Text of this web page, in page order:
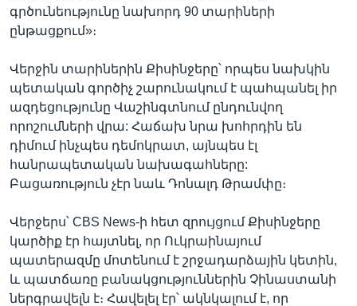
գրծունեությունը նախորդ 90 տարիների
ընթացքում»։
Վերջին տարիներին Քիսինջերը՝ որպես նախկին
պետական գործիչ շարունակում է պահպանել իր
ազդեցությունը Վաշինգտնում ընդունվող
որոշումների վրա: Հաճախ նրա խոհրդին են
դիմում ինչպես դեմոկրատ, այնպես էլ
հանրապետական նախագահները:
Բացառություն չէր նաև Դոնալդ Թրամփը։
Վերջերս՝ CBS News-ի հետ զրույցում Քիսինջերը
կարծիք էր հայտնել, որ Ուկրաինայում
պատերազմը մոտենում է շրջադարձային կետին,
և պատճառը բանակցություններին Չինաստանի
ներգրավելն է։ Հավելել էր՝ ակնկալում է, որ